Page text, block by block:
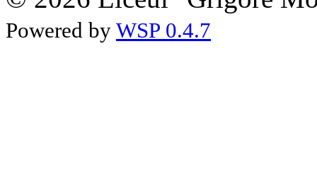
Powered by WSP 0.4.7